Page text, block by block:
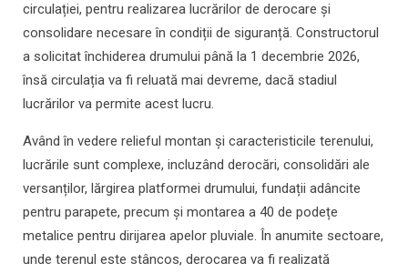
circulației, pentru realizarea lucrărilor de derocare și
consolidare necesare în condiții de siguranță. Constructorul
a solicitat închiderea drumului până la 1 decembrie 2026,
însă circulația va fi reluată mai devreme, dacă stadiul
lucrărilor va permite acest lucru.
Având în vedere relieful montan și caracteristicile terenului,
lucrările sunt complexe, incluzând derocări, consolidări ale
versanților, lărgirea platformei drumului, fundații adâncite
pentru parapete, precum și montarea a 40 de podețe
metalice pentru dirijarea apelor pluviale. În anumite sectoare,
unde terenul este stâncos, derocarea va fi realizată